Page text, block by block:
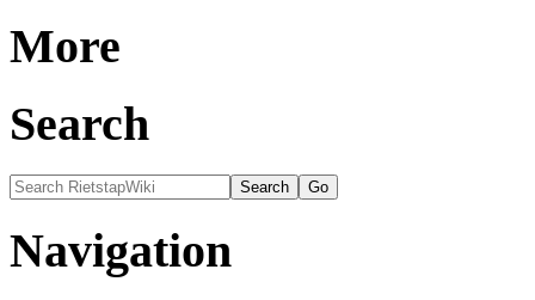
More
Search
Navigation